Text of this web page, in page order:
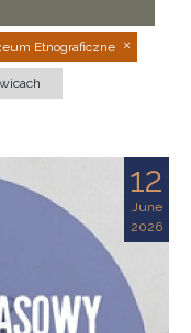
Etnograficzne
12
June
2026